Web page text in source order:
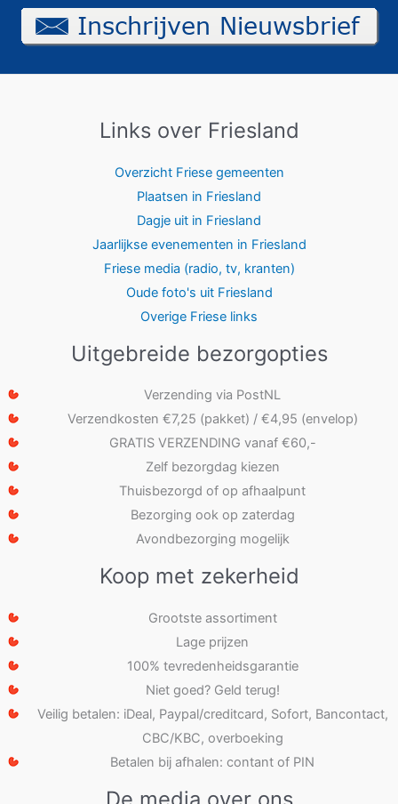
Links over Friesland
Overzicht Friese gemeenten
Plaatsen in Friesland
Dagje uit in Friesland
Jaarlijkse evenementen in Friesland
Friese media (radio, tv, kranten)
Oude foto's uit Friesland
Overige Friese links
Uitgebreide bezorgopties
Verzending via PostNL
Verzendkosten €7,25 (pakket) / €4,95 (envelop)
GRATIS VERZENDING vanaf €60,-
Zelf bezorgdag kiezen
Thuisbezorgd of op afhaalpunt
Bezorging ook op zaterdag
Avondbezorging mogelijk
Koop met zekerheid
Grootste assortiment
Lage prijzen
100% tevredenheidsgarantie
Niet goed? Geld terug!
Veilig betalen: iDeal, Paypal/creditcard, Sofort, Bancontact,
CBC/KBC, overboeking
Betalen bij afhalen: contant of PIN